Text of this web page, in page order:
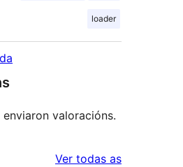
loader
valoracións.
Ver todas asvaloracións